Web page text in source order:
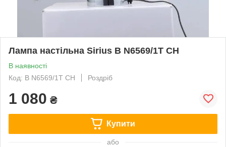
Лампа настільна Sirius B N6569/1T CH
В наявності
Код: B N6569/1T CH
Роздріб
1 080 ₴
Купити
або